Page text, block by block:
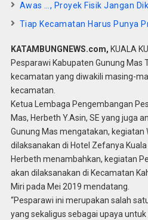
Awas …, Proyek Fisik Jangan
Tiap Kecamatan Harus Punya
KATAMBUNGNEWS.com, KUALA
Pesparawi Kabupaten Gunung Mas
kecamatan yang diwakili masing-
kecamatan.
Ketua Lembaga Pengembangan
Mas, Herbeth Y.Asin, SE yang juga
Gunung Mas mengatakan, kegiatan
dilaksanakan di Hotel Zefanya Kuala
Herbeth menambahkan, kegiatan
akan dilaksanakan di Kecamatan
Miri pada Mei 2019 mendatang.
“Pesparawi ini merupakan salah
yang sekaligus sebagai upaya